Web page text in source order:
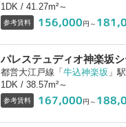
1DK / 41.27m²～
参考賃料 156,000円～
パレステュディオ神楽坂
都営大江戸線「 牛込神楽坂 」
1DK / 38.57m²～
参考賃料 167,000円～